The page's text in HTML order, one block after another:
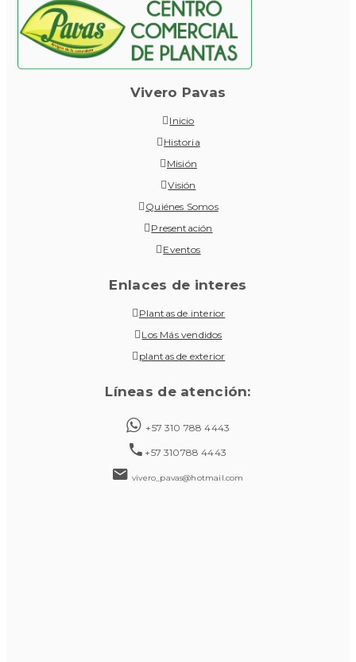
Vivero Pavas
Inicio
Historia
Misión
Visión
Quiénes Somos
Presentación
Eventos
Enlaces de interes
Plantas de interior
Los Más vendidos
plantas de exterior
Líneas de atención:
+57 310 788 4443
+57 310788 4443
vivero_pavas@hotmail.com